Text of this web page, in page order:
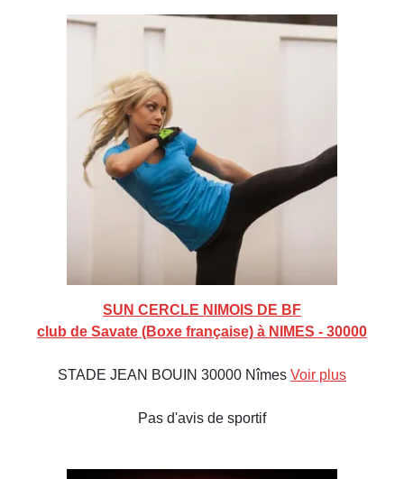
SUN CERCLE NIMOIS DE BF
club de Savate (Boxe française) à NIMES - 30000
STADE JEAN BOUIN 30000 Nîmes Voir plus
Pas d'avis de sportif